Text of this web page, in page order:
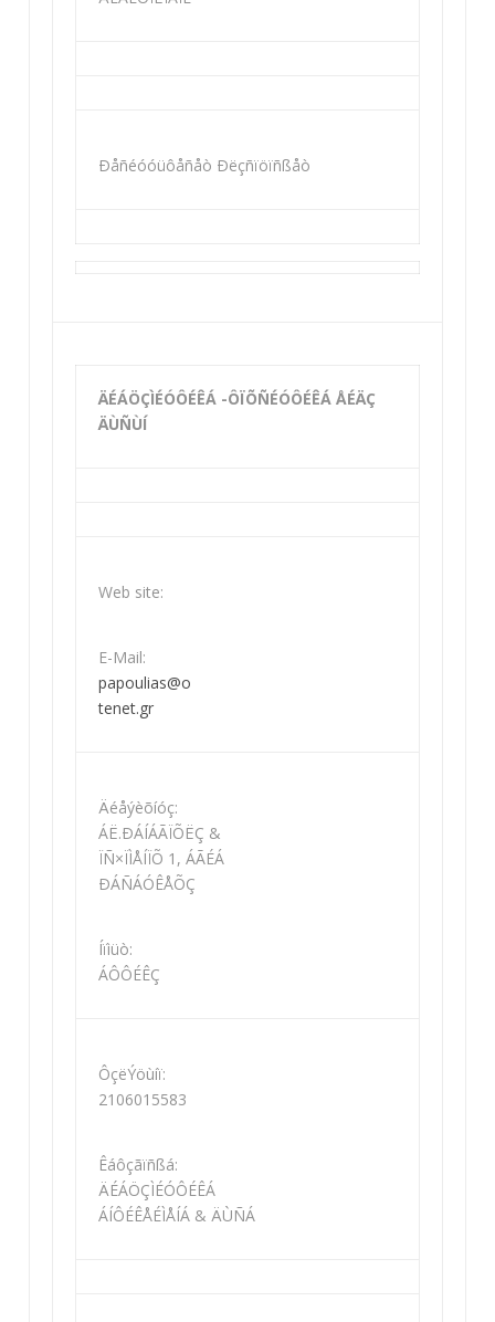
Ðåñéóóüôåñåò Ðëçñïöïñßåò
ÄÉÁÖÇÌÉÓÔÉÊÁ -ÔÏÕÑÉÓÔÉÊÁ ÅÉÄÇ
ÄÙÑÙÍ
Web site:
E-Mail:
papoulias@o
tenet.gr
Äéåýèõíóç:
ÁË.ÐÁÍÁÃÏÕËÇ &
ÏÑ×ÏÌÅÍÏÕ 1, ÁÃÉÁ
ÐÁÑÁÓÊÅÕÇ
Íïìüò:
ÁÔÔÉÊÇ
ÔçëÝöùíï:
2106015583
Êáôçãïñßá:
ÄÉÁÖÇÌÉÓÔÉÊÁ
ÁÍÔÉÊÅÉÌÅÍÁ & ÄÙÑÁ